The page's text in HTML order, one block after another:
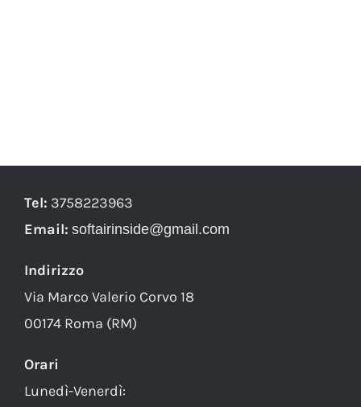
Tel: 3758223963
Email: softairinside@gmail.com
Indirizzo
Via Marco Valerio Corvo 18
00174 Roma (RM)
Orari
Lunedì-Venerdì: